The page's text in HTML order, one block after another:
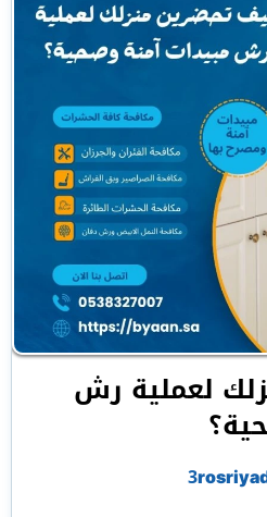
لعملية رش